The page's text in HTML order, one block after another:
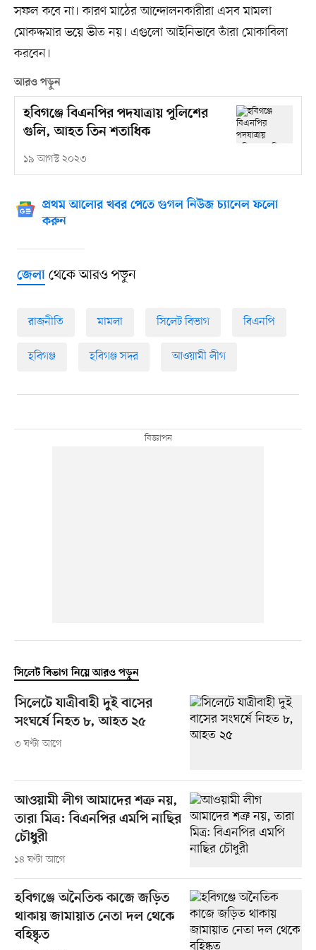
সফল কবে না। কারণ মাঠের আন্দোলনকারীরা এসব মামলা
মোকদ্দমার ভয়ে ভীত নয়। এগুলো আইনিভাবে তাঁরা মোকাবিলা
করবেন।
আরও পড়ুন
হবিগঞ্জে বিএনপির পদযাত্রায় পুলিশের
গুলি, আহত তিন শতাধিক
১৯ আগস্ট ২০২৩
প্রথম আলোর খবর পেতে গুগল নিউজ চ্যানেল ফলো
করুন
জেলাথেকে আরও পড়ুন
রাজনীতি মামলা সিলেট বিভাগ বিএনপি
হবিগঞ্জ হবিগঞ্জ সদর আওয়ামী লীগ
সিলেট বিভাগ নিয়ে আরও পড়ুন
সিলেটে যাত্রীবাহী দুই বাসের
সংঘর্ষে নিহত ৮, আহত ২৫
৩ ঘণ্টা আগে
আওয়ামী লীগ আমাদের শত্রু নয়,
তারা মিত্র: বিএনপির এমপি নাছির
চৌধুরী
১৪ ঘণ্টা আগে
হবিগঞ্জে অনৈতিক কাজে জড়িত
থাকায় জামায়াত নেতা দল থেকে
বহিষ্কৃত